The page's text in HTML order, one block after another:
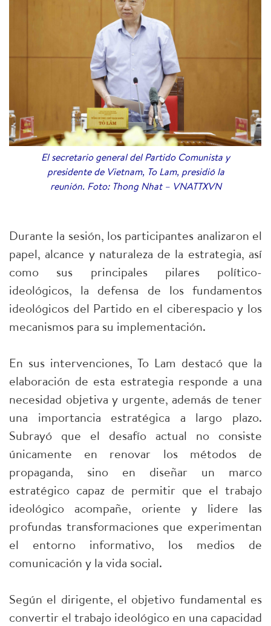
El secretario general del Partido Comunista y
presidente de Vietnam, To Lam, presidió la
reunión. Foto: Thong Nhat – VNATTXVN
Durante la sesión, los participantes analizaron el
papel, alcance y naturaleza de la estrategia, así
como sus principales pilares político-
ideológicos, la defensa de los fundamentos
ideológicos del Partido en el ciberespacio y los
mecanismos para su implementación.
En sus intervenciones, To Lam destacó que la
elaboración de esta estrategia responde a una
necesidad objetiva y urgente, además de tener
una importancia estratégica a largo plazo.
Subrayó que el desafío actual no consiste
únicamente en renovar los métodos de
propaganda, sino en diseñar un marco
estratégico capaz de permitir que el trabajo
ideológico acompañe, oriente y lidere las
profundas transformaciones que experimentan
el entorno informativo, los medios de
comunicación y la vida social.
Según el dirigente, el objetivo fundamental es
convertir el trabajo ideológico en una capacidad